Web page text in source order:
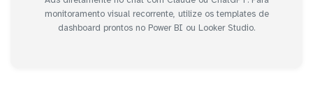
monitoramento visual recorrente, utilize os templates de
dashboard prontos no Power BI ou Looker Studio.